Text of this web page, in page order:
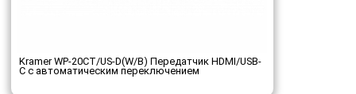
Kramer WP-20CT/US-D(W/B) Передатчик HDMI/USB-
C с автоматическим переключением